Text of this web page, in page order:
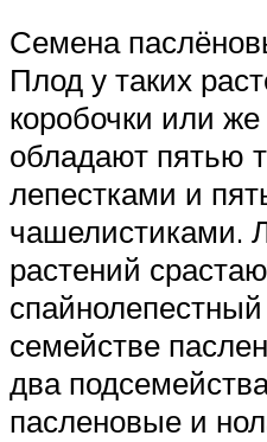
Семена
Плод у таких
коробочки или
обладают пятью
лепестками и
чашелистиками.
растений
семействе
два
пасленовые и